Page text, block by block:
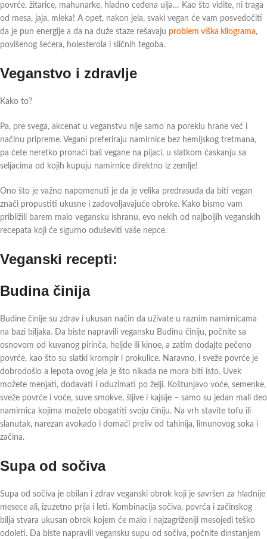
povrće, žitarice, mahunarke, hladno ceđena ulja… Kao što vidite, ni traga
od mesa, jaja, mleka! A opet, nakon jela, svaki vegan će vam posvedočiti
da je pun energije a da na duže staze rešavaju problem viška kilograma,
povišenog šećera, holesterola i sličnih tegoba.
Veganstvo i zdravlje
Kako to?
Pa, pre svega, akcenat u veganstvu nije samo na poreklu hrane već i
načinu pripreme. Vegani preferiraju namirnice bez hemijskog tretmana,
pa ćete neretko pronaći baš vegane na pijaci, u slatkom ćaskanju sa
seljacima od kojih kupuju namirnice direktno iz zemlje!
Ono što je važno napomenuti je da je velika predrasuda da biti vegan
znači propustiti ukusne i zadovoljavajuće obroke. Kako bismo vam
približili barem malo vegansku ishranu, evo nekih od najboljih veganskih
recepata koji će sigurno oduševiti vaše nepce.
Veganski recepti:
Budina činija
Budine činije su zdrav i ukusan način da uživate u raznim namirnicama
na bazi biljaka. Da biste napravili vegansku Budinu činiju, počnite sa
osnovom od kuvanog pirinča, heljde ili kinoe, a zatim dodajte pečeno
povrće, kao što su slatki krompir i prokulice. Naravno, i sveže povrće je
dobrodošlo a lepota ovog jela je što nikada ne mora biti isto. Uvek
možete menjati, dodavati i oduzimati po želji. Koštunjavo voće, semenke,
sveže povrće i voće, suve smokve, šljive i kajsije – samo su jedan mali deo
namirnica kojima možete obogatiti svoju činiju. Na vrh stavite tofu ili
slanutak, narezan avokado i domaći preliv od tahinija, limunovog soka i
začina.
Supa od sočiva
Supa od sočiva je obilan i zdrav veganski obrok koji je savršen za hladnije
mesece ali, izuzetno prija i leti. Kombinacija sočiva, povrća i začinskog
bilja stvara ukusan obrok kojem će malo i najzagriženiji mesojedi teško
odoleti. Da biste napravili vegansku supu od sočiva, počnite dinstanjem